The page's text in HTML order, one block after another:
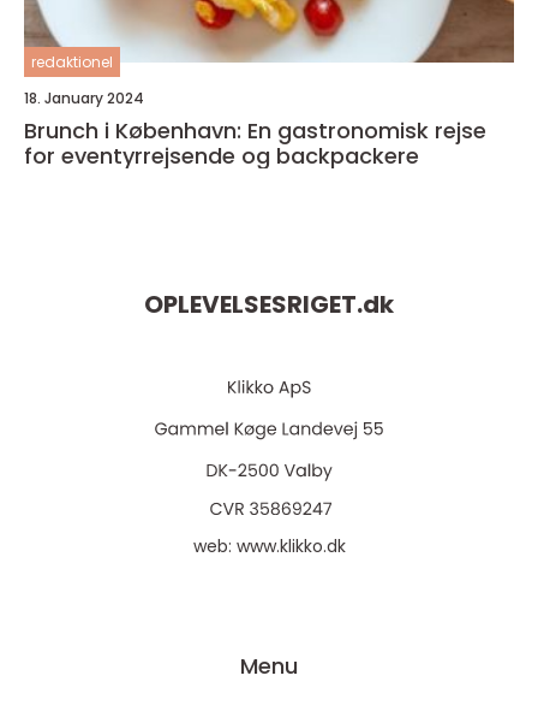
redaktionel
18. January 2024
Brunch i København: En gastronomisk rejse
for eventyrrejsende og backpackere
OPLEVELSESRIGET.dk
web: www.klikko.dk
Menu